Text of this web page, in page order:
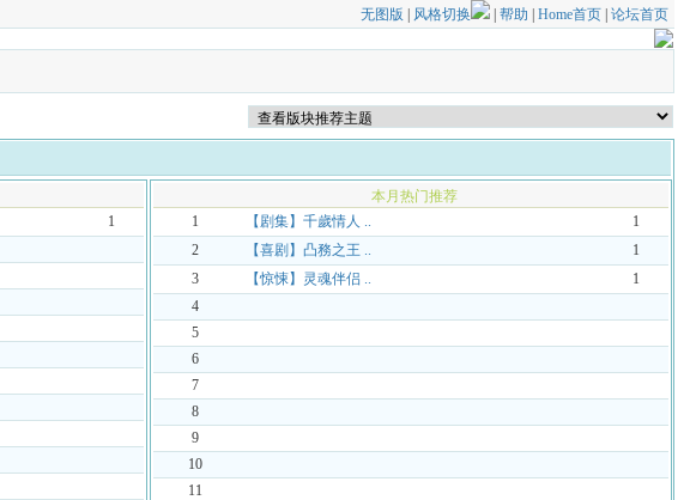
无图版 风格切换 | 帮助 Home首页| 论坛首页
1
本月热门推荐
1
【剧集】千歲情人 ..
1
2
【喜剧】凸務之王 ..
1
3
【惊悚】灵魂伴侣 ..
1
4
5
6
7
8
9
10
11